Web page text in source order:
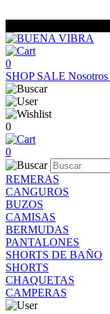
0
SHOP SALE Nosotros
0
0
REMERAS
CANGUROS
BUZOS
CAMISAS
BERMUDAS
PANTALONES
SHORTS DE BAÑO
SHORTS
CHAQUETAS
CAMPERAS